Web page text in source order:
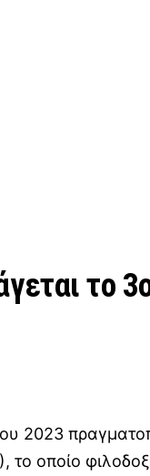
το
2023
οποίο